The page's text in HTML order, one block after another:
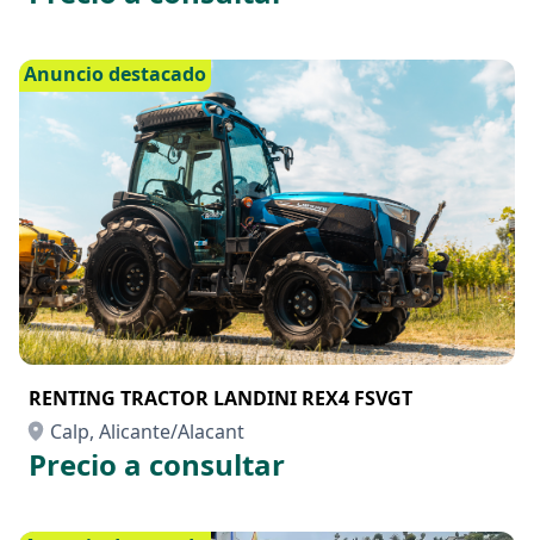
Anuncio destacado
RENTING TRACTOR LANDINI REX4 FSVGT
Calp, Alicante/Alacant
Precio a consultar